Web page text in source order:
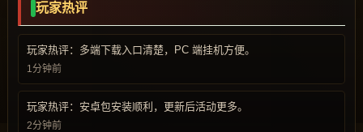
玩家热评
玩家热评：多端下载入口清楚，PC 端挂机方便。
1分钟前
玩家热评：安卓包安装顺利，更新后活动更多。
2分钟前